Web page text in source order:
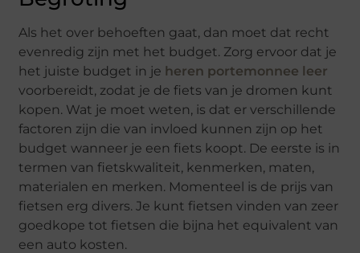
Als het over behoeften gaat, dan moet dat recht
evenredig zijn met het budget. Zorg ervoor dat je
het juiste budget in je heren portemonnee leer
voorbereidt, zodat je de fiets van je dromen kunt
kopen. Wat je moet weten, is dat er verschillende
factoren zijn die van invloed kunnen zijn op het
budget wanneer je een fiets koopt. De eerste is in
termen van fietskwaliteit, kenmerken, maten,
materialen en merken. Momenteel is de prijs van
fietsen erg divers. Je kunt fietsen vinden van zeer
goedkope tot fietsen die bijna het equivalent van
een auto kosten.